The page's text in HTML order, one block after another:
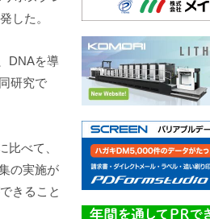
した。
DNAを導
研究で
べて、
の実施が
きること